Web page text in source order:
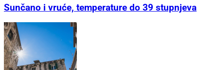
Sunčano i vruće, temperature do 39 stupnjeva